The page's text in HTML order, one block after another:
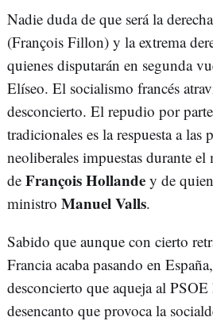
Nadie duda de que será la
(François Fillon) y la extrema
quienes disputarán en segunda
Elíseo. El socialismo francés
desconcierto. El repudio por
tradicionales es la respuesta a las
neoliberales impuestas durante el
de François Hollande y de
ministro Manuel Valls.
Sabido que aunque con cierto
Francia acaba pasando en
desconcierto que aqueja al PSOE
desencanto que provoca la